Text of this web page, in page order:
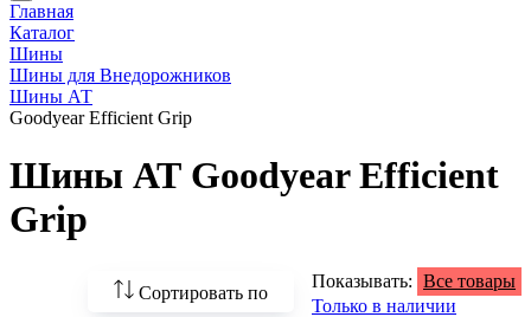
Главная
Каталог
Шины
Шины для Внедорожников
Шины АТ
Goodyear Efficient Grip
Шины АТ Goodyear Efficient
Grip
Сортировать по
Показывать: Все товары
Только в наличии